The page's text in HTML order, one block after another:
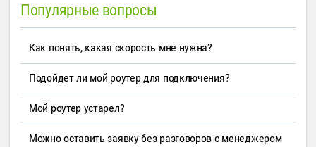
Популярные вопросы
Как понять, какая скорость мне нужна?
Подойдет ли мой роутер для подключения?
Мой роутер устарел?
Можно оставить заявку без разговоров с менеджером